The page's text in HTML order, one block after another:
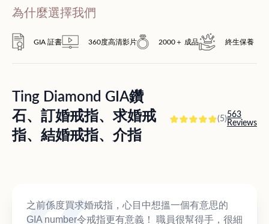
為什麼選擇我們
GIA 証書 360度高清影片 2000＋ 成品 終生保養
Ting Diamond GIA鑽
石、訂婚戒指、求婚戒
指、結婚戒指、介指
(5)563
Reviews
之前係度買求婚戒指，心目中想搵一個有意思的
GIA number令戒指更有意義！ 職員很幫得手，很細